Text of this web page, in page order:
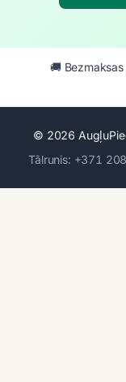
🚚
© 2026
Tālrunis: +371